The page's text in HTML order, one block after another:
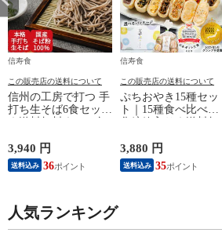
信寿食
この販売店の送料について
信州の工房で打つ 手
打ち生そば6食セット
3,940 円
送料込み 36
信寿食
この販売店の送料について
ぷちおやき15種セッ
ト｜15種食べ比べ｜
3,880 円
送料込み 35
人気ランキング